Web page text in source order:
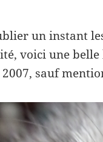
un instant
voici une
2007, sauf